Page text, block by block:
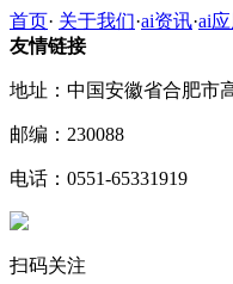
首页· 关于我们·ai资讯·ai应
友情链接
地址：中国安徽省合肥市
邮编：230088
电话：0551-65331919
扫码关注